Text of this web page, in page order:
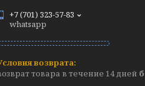
+7 (701) 323-57-83
whatsapp
товара в течение 14 дней